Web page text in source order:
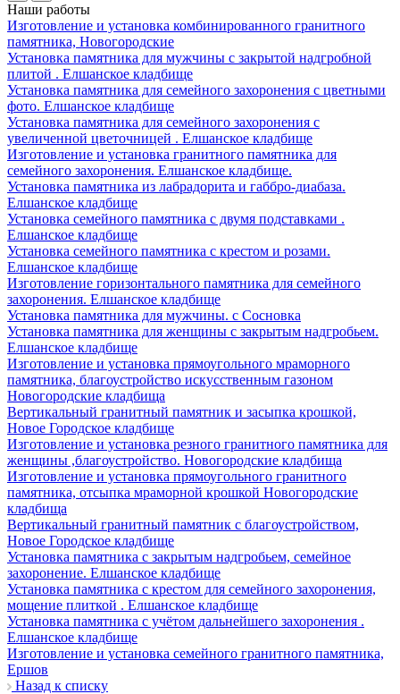
Наши работы
Изготовление и установка комбинированного гранитного
памятника, Новогородские
Установка памятника для мужчины с закрытой надгробной
плитой . Елшанское кладбище
Установка памятника для семейного захоронения с цветными
фото. Елшанское кладбище
Установка памятника для семейного захоронения с
увеличенной цветочницей . Елшанское кладбище
Изготовление и установка гранитного памятника для
семейного захоронения. Елшанское кладбище.
Установка памятника из лабрадорита и габбро-диабаза.
Елшанское кладбище
Установка семейного памятника с двумя подставками .
Елшанское кладбище
Установка семейного памятника с крестом и розами.
Елшанское кладбище
Изготовление горизонтального памятника для семейного
захоронения. Елшанское кладбище
Установка памятника для мужчины. с Сосновка
Установка памятника для женщины с закрытым надгробьем.
Елшанское кладбище
Изготовление и установка прямоугольного мраморного
памятника, благоустройство искусственным газоном
Новогородские кладбища
Вертикальный гранитный памятник и засыпка крошкой,
Новое Городское кладбище
Изготовление и установка резного гранитного памятника для
женщины ,благоустройство. Новогородские кладбища
Изготовление и установка прямоугольного гранитного
памятника, отсыпка мраморной крошкой Новогородские
кладбища
Вертикальный гранитный памятник с благоустройством,
Новое Городское кладбище
Установка памятника с закрытым надгробьем, семейное
захоронение. Елшанское кладбище
Установка памятника с крестом для семейного захоронения,
мощение плиткой . Елшанское кладбище
Установка памятника с учётом дальнейшего захоронения .
Елшанское кладбище
Изготовление и установка семейного гранитного памятника,
Ершов
Назад к списку